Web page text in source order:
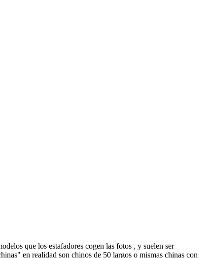
que los estafadores cogen las fotos , y suelen ser
en realidad son chinos de 50 largos o mismas chinas con